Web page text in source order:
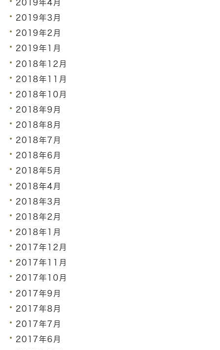
2019年4月
2019年3月
2019年2月
2019年1月
2018年12月
2018年11月
2018年10月
2018年9月
2018年8月
2018年7月
2018年6月
2018年5月
2018年4月
2018年3月
2018年2月
2018年1月
2017年12月
2017年11月
2017年10月
2017年9月
2017年8月
2017年7月
2017年6月